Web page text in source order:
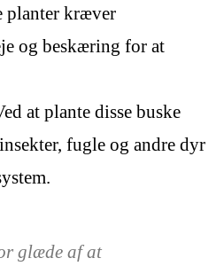
planter kræver
og beskæring for at
at plante disse buske
fugle og andre dyr
glæde af at